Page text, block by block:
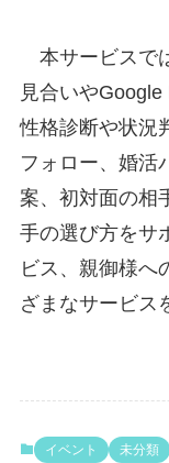
本サービスで
見合いやGoogle
性格診断や状況
フォロー、婚活
案、初対面の相
手の選び方をサ
ビス、親御様へ
ざまなサービス
イベント 未分類